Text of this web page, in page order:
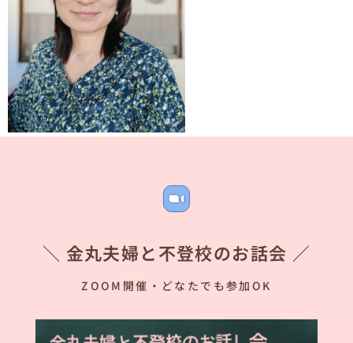
＼ 金丸夫婦と不登校のお話会 ／
ZOOM開催・どなたでも参加OK